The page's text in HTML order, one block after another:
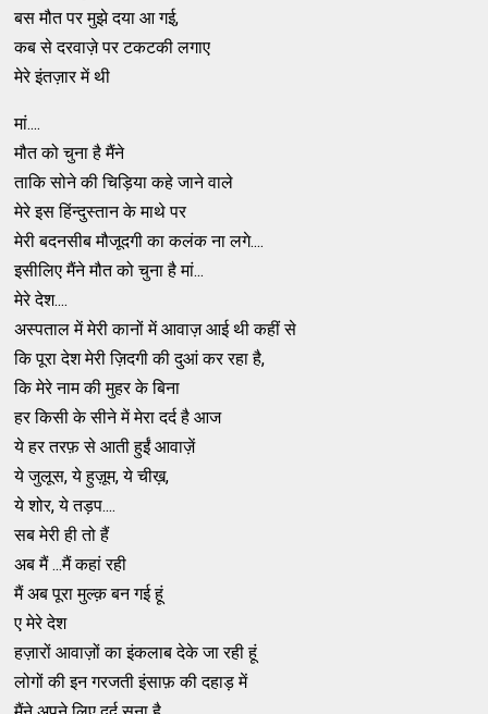
बस मौत पर मुझे दया आ गई,
कब से दरवाज़े पर टकटकी लगाए
मेरे इंतज़ार में थी
मां....
मौत को चुना है मैंने
ताकि सोने की चिड़िया कहे जाने वाले
मेरे इस हिंन्दुस्तान के माथे पर
मेरी बदनसीब मौजूदगी का कलंक ना लगे....
इसीलिए मैंने मौत को चुना है मां...
मेरे देश....
अस्पताल में मेरी कानों में आवाज़ आई थी कहीं से
कि पूरा देश मेरी ज़िदगी की दुआं कर रहा है,
कि मेरे नाम की मुहर के बिना
हर किसी के सीने में मेरा दर्द है आज
ये हर तरफ़ से आती हुईं आवाज़ें
ये जुलूस, ये हुज़ूम, ये चीख़,
ये शोर, ये तड़प....
सब मेरी ही तो हैं
अब मैं ...मैं कहां रही
मैं अब पूरा मुल्क़ बन गई हूं
ए मेरे देश
हज़ारों आवाज़ों का इंकलाब देके जा रही हूं
लोगों की इन गरजती इंसाफ़ की दहाड़ में